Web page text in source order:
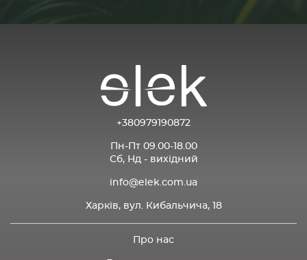
+380979190872
Пн-Пт 09.00-18.00
Сб, Нд - вихідний
info@elek.com.ua
Харків, вул. Кибальчича, 18
Про нас